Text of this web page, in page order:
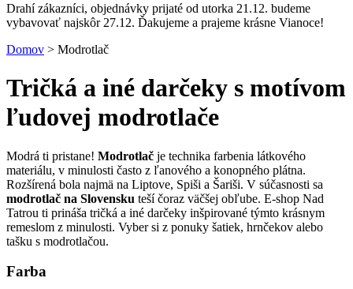
Drahí zákazníci, objednávky prijaté od utorka 21.12. budeme
vybavovať najskôr 27.12. Ďakujeme a prajeme krásne Vianoce!
Domov > Modrotlač
Tričká a iné darčeky s motívom
ľudovej modrotlače
Modrá ti pristane! Modrotlač je technika farbenia látkového
materiálu, v minulosti často z ľanového a konopného plátna.
Rozšírená bola najmä na Liptove, Spiši a Šariši. V súčasnosti sa
modrotlač na Slovensku teší čoraz väčšej obľube. E-shop Nad
Tatrou ti prináša tričká a iné darčeky inšpirované týmto krásnym
remeslom z minulosti. Vyber si z ponuky šatiek, hrnčekov alebo
tašku s modrotlačou.
Farba